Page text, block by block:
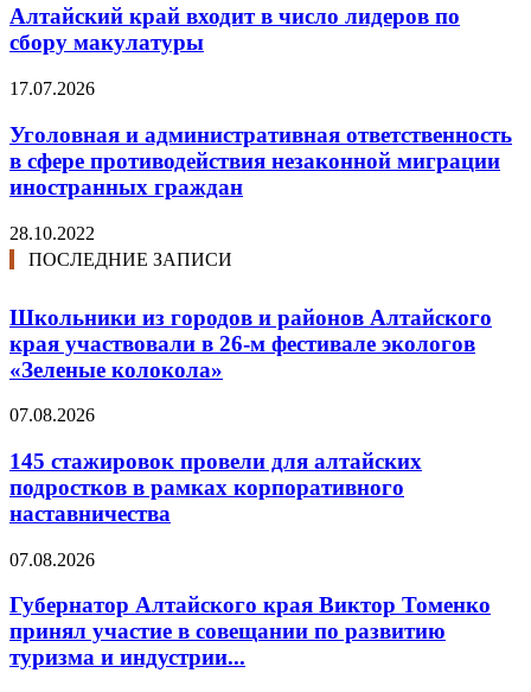
Алтайский край входит в число лидеров по
сбору макулатуры
17.07.2026
Уголовная и административная ответственность
в сфере противодействия незаконной миграции
иностранных граждан
28.10.2022
ПОСЛЕДНИЕ ЗАПИСИ
Школьники из городов и районов Алтайского
края участвовали в 26-м фестивале экологов
«Зеленые колокола»
07.08.2026
145 стажировок провели для алтайских
подростков в рамках корпоративного
наставничества
07.08.2026
Губернатор Алтайского края Виктор Томенко
принял участие в совещании по развитию
туризма и индустрии...